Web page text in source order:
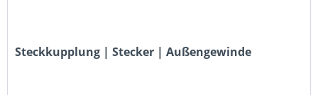
Steckkupplung | Stecker | Außengewinde